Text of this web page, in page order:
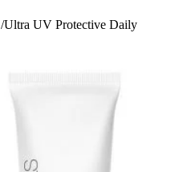
/Ultra UV Protective Daily